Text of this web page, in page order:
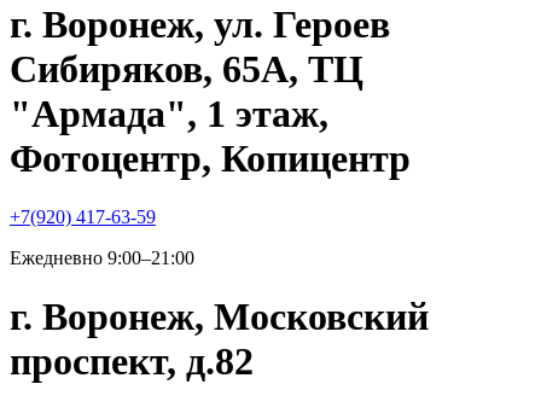
г. Воронеж, ул. Героев
Сибиряков, 65А, ТЦ
"Армада", 1 этаж,
Фотоцентр, Копицентр
+7(920) 417-63-59
Ежедневно 9:00–21:00
г. Воронеж, Московский
проспект, д.82